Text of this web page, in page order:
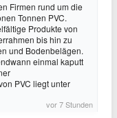
Firmen rund um die
Tonnen PVC.
Produkte von
bis hin zu
und Bodenbelägen.
einmal kaputt
PVC liegt unter
vor 7 Stunden